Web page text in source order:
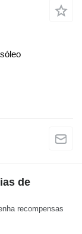
de
recompensas